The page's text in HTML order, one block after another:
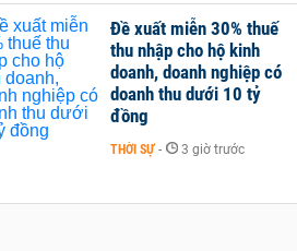
Đề xuất miễn 30% thuế
thu nhập cho hộ kinh
doanh, doanh nghiệp có
doanh thu dưới 10 tỷ
đồng
THỜI SỰ - 3 giờ trước